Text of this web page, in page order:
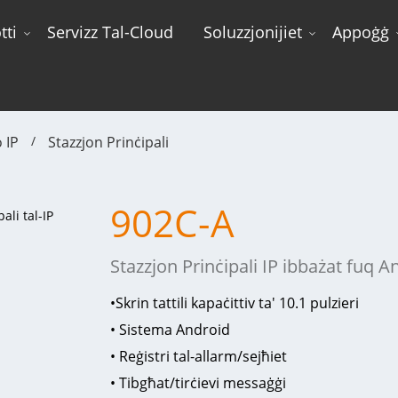
Servizz Tal-Cloud Soluzzjonijiet Appoġġ
IP Stazzjon Prinċipali
902C-A
Stazzjon Prinċipali IP ibbażat fuq
•Skrin tattili kapaċittiv ta' 10.1 pulzieri
• Sistema Android
• Reġistri tal-allarm/sejħiet
• Tibgħat/tirċievi messaġġi